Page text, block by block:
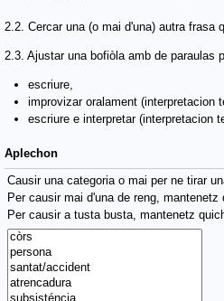
2.2. Cercar una (o mai d'una) autra
2.3. Ajustar una bofiòla amb de paraulas
escriure,
improvizar oralament (interpretacion
escriure e interpretar (interpretacion
Aplechon
Causir una categoria o mai per ne tirar
Per causir mai d'una de reng,
Per causir a tusta busta, mantenetz